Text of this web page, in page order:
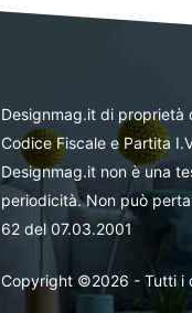
Designmag.it di proprietà
Codice Fiscale e Partita
Designmag.it non è una
periodicità. Non può
62 del 07.03.2001
Copyright ©2026 - Tutti i